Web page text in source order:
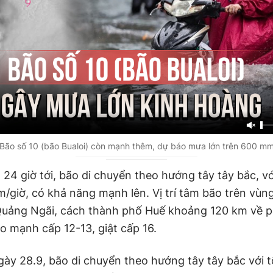
số 10 (bão Bualoi) còn mạnh thêm, dự báo mưa lớn trên 600
24 giờ tới, bão di chuyển theo hướng tây tây bắc,
giờ, có khả năng mạnh lên. Vị trí tâm bão trên
Ngãi, cách thành phố Huế khoảng 120 km về
mạnh cấp 12-13, giật cấp 16.
28.9, bão di chuyển theo hướng tây tây bắc với